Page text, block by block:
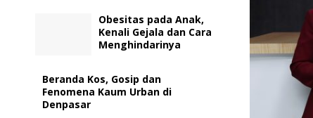
Obesitas pada Anak,
Kenali Gejala dan Cara
Menghindarinya
Beranda Kos, Gosip dan
Fenomena Kaum Urban di
Denpasar